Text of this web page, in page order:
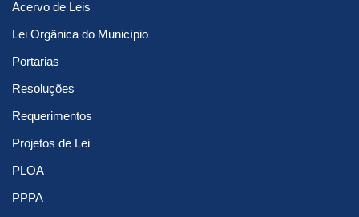
Acervo de Leis
Lei Orgânica do Município
Portarias
Resoluções
Requerimentos
Projetos de Lei
PLOA
PPPA